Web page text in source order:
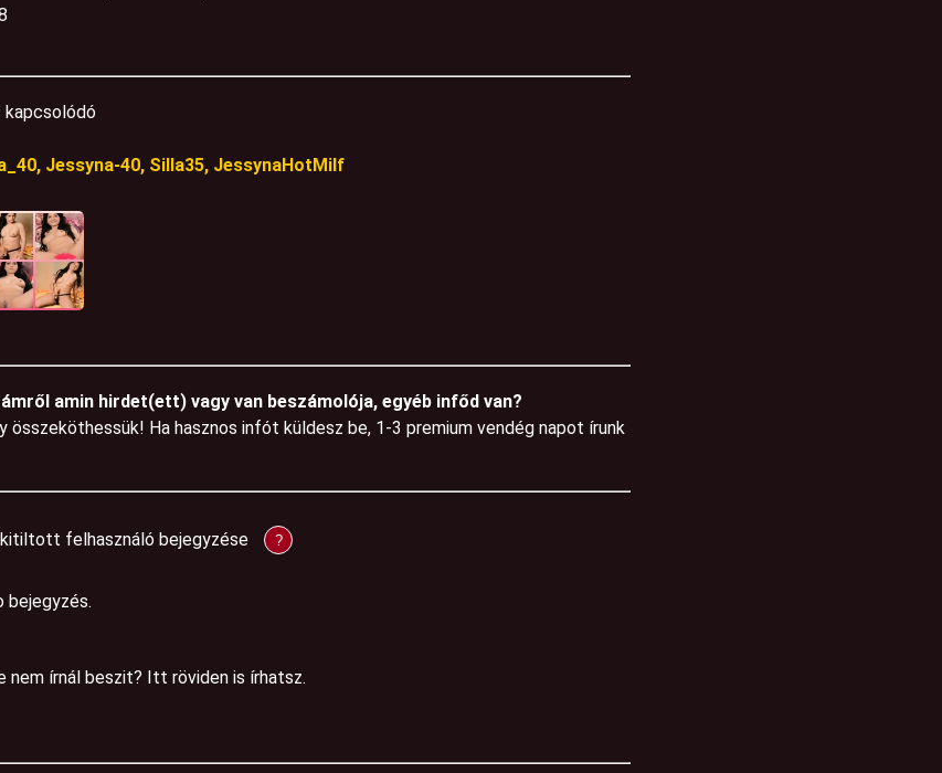
kapcsolódó
Jessyna-40, Silla35, JessynaHotMilf
amin hirdet(ett) vagy van beszámolója, egyéb infőd van?
összeköthessük! Ha hasznos infót küldesz be, 1-3 premium vendég napot írunk
felhasználó bejegyzése ?
bejegyzés.
nem írnál beszit? Itt röviden is írhatsz.